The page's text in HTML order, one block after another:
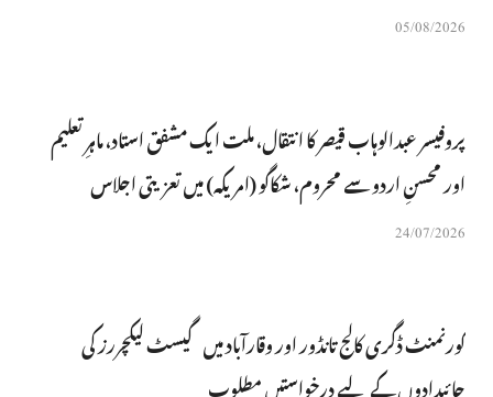
05/08/2026
پروفیسر عبدالوہاب قیصر کا انتقال، ملت ایک مشفق استاد، ماہرِتعلیم
اور محسنِ اردو سے محروم، شکاگو (امریکہ) میں تعزیتی اجلاس
24/07/2026
گورنمنٹ ڈگری کالج تانڈور اور وقارآباد میں گیسٹ لیکچررز کی
جائیدادوں کے لیے درخواستیں مطلوب